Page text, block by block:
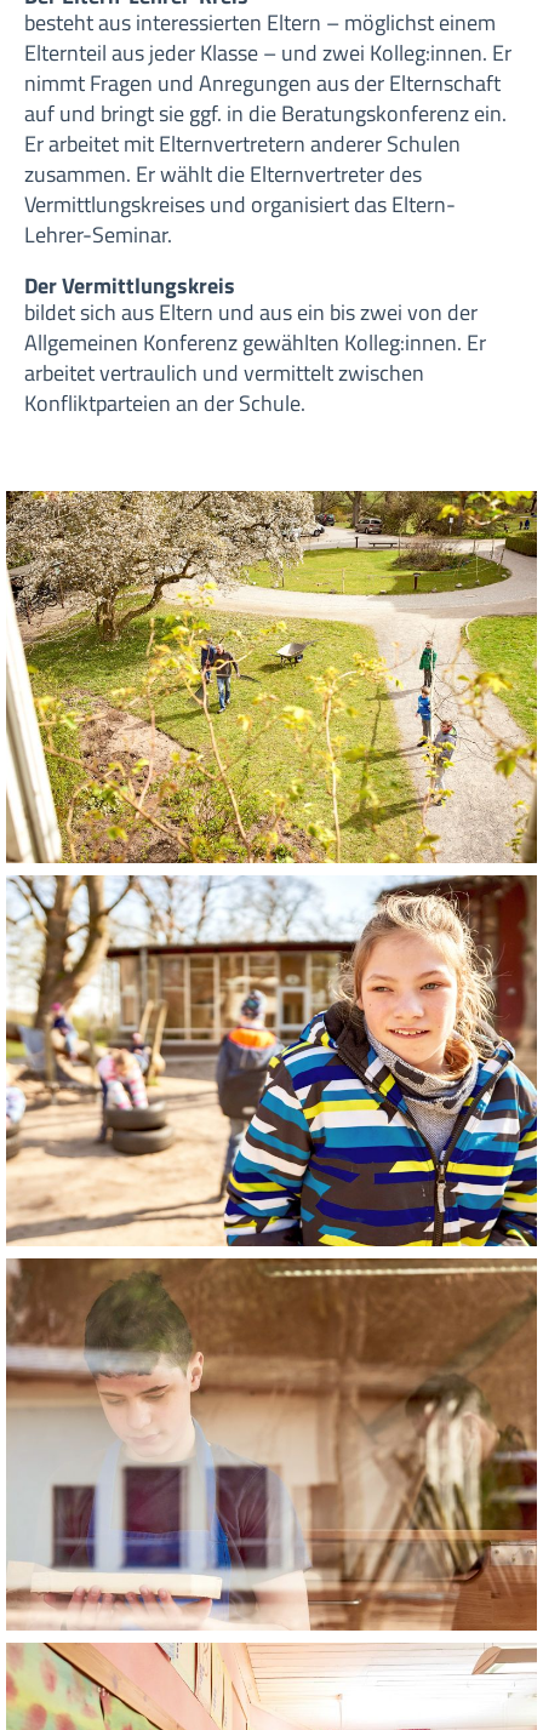
besteht aus interessierten Eltern – möglichst einem
Elternteil aus jeder Klasse – und zwei Kolleg:innen. Er
nimmt Fragen und Anregungen aus der Elternschaft
auf und bringt sie ggf. in die Beratungskonferenz ein.
Er arbeitet mit Elternvertretern anderer Schulen
zusammen. Er wählt die Elternvertreter des
Vermittlungskreises und organisiert das Eltern-
Lehrer-Seminar.
Der Vermittlungskreis
bildet sich aus Eltern und aus ein bis zwei von der
Allgemeinen Konferenz gewählten Kolleg:innen. Er
arbeitet vertraulich und vermittelt zwischen
Konfliktparteien an der Schule.